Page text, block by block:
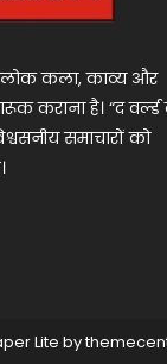
लोक कला, काव्य और
है। “द वर्ल्ड
समाचारों को
Lite by